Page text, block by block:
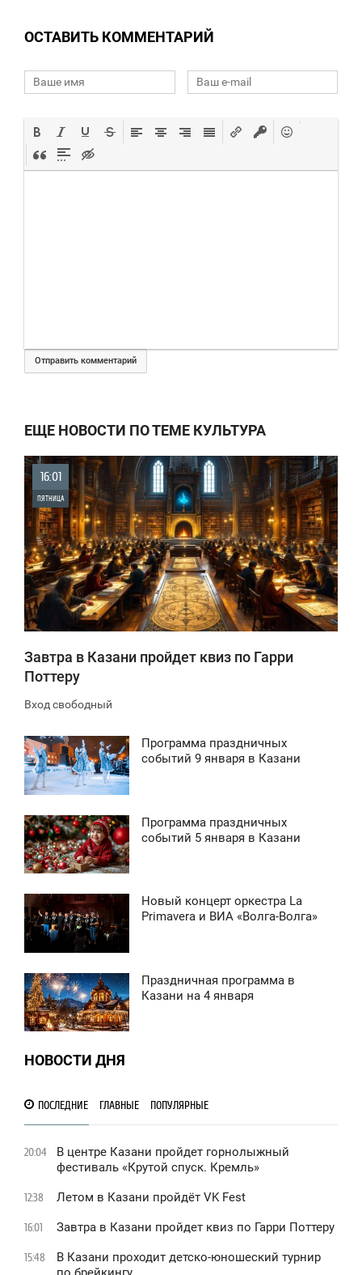
ОСТАВИТЬ КОММЕНТАРИЙ
Отправить комментарий
ЕЩЕ НОВОСТИ ПО ТЕМЕ КУЛЬТУРА
16:01
ПЯТНИЦА
0
1 205
Завтра в Казани пройдет квиз по Гарри
Поттеру
Вход свободный
Программа праздничных
событий 9 января в Казани
Программа праздничных
событий 5 января в Казани
Новый концерт оркестра La
Primavera и ВИА «Волга-Волга»
Праздничная программа в
Казани на 4 января
НОВОСТИ ДНЯ
ПОСЛЕДНИЕ ГЛАВНЫЕ ПОПУЛЯРНЫЕ
20:04
В центре Казани пройдет горнолыжный
фестиваль «Крутой спуск. Кремль»
12:38 Летом в Казани пройдёт VK Fest
16:01 Завтра в Казани пройдет квиз по Гарри Поттеру
15:48
В Казани проходит детско-юношеский турнир